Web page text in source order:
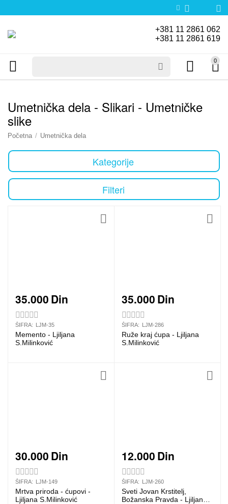
+381 11 2861 062
+381 11 2861 619
0
Umetnička dela - Slikari - Umetničke
slike
Početna / Umetnička dela
Kategorije
Filteri
35.000 Din
ŠIFRA: LJM-35
Memento - Ljiljana
S.Milinković
35.000 Din
ŠIFRA: LJM-286
Ruže kraj ćupa - Ljiljana
S.Milinković
30.000 Din
ŠIFRA: LJM-149
Mrtva priroda - ćupovi -
Ljiljana S.Milinković
12.000 Din
ŠIFRA: LJM-260
Sveti Jovan Krstitelj,
Božanska Pravda - Ljiljana